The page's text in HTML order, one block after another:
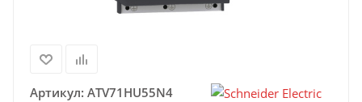
Артикул: ATV71HU55N4